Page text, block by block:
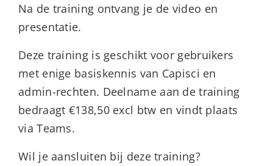
Na de training ontvang je de video en
presentatie.
Deze training is geschikt voor gebruikers
met enige basiskennis van Capisci en
admin-rechten. Deelname aan de training
bedraagt €138,50 excl btw en vindt plaats
via Teams.
Wil je aansluiten bij deze training?